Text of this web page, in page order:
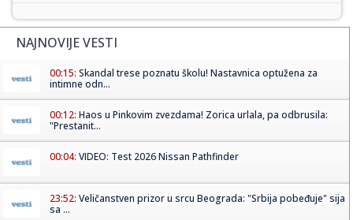
NAJNOVIJE VESTI
00:15: Skandal trese poznatu školu! Nastavnica optužena za
intimne odn...
00:12: Haos u Pinkovim zvezdama! Zorica urlala, pa odbrusila:
"Prestanit...
00:04: VIDEO: Test 2026 Nissan Pathfinder
23:52: Veličanstven prizor u srcu Beograda: "Srbija pobeđuje" sija
sa ...